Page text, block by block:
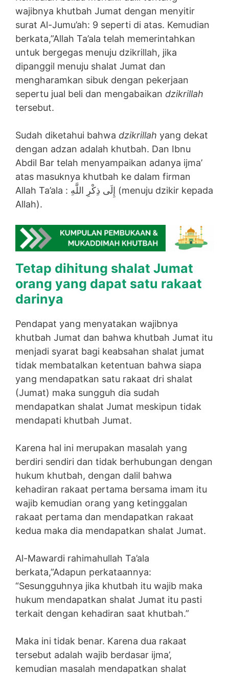
wajibnya khutbah Jumat dengan menyitir
surat Al-Jumu’ah: 9 seperti di atas. Kemudian
berkata,”Allah Ta’ala telah memerintahkan
untuk bergegas menuju dzikrillah, jika
dipanggil menuju shalat Jumat dan
mengharamkan sibuk dengan pekerjaan
sepertu jual beli dan mengabaikan dzikrillah
tersebut.
Sudah diketahui bahwa dzikrillah yang dekat
dengan adzan adalah khutbah. Dan Ibnu
Abdil Bar telah menyampaikan adanya ijma’
atas masuknya khutbah ke dalam firman
Allah Ta’ala : إِلَى ذِكْرِ اللَّهِ (menuju dzikir kepada
Allah).
Tetap dihitung shalat Jumat
orang yang dapat satu rakaat
darinya
Pendapat yang menyatakan wajibnya
khutbah Jumat dan bahwa khutbah Jumat itu
menjadi syarat bagi keabsahan shalat jumat
tidak membatalkan ketentuan bahwa siapa
yang mendapatkan satu rakaat dri shalat
(Jumat) maka sungguh dia sudah
mendapatkan shalat Jumat meskipun tidak
mendapati khutbah Jumat.
Karena hal ini merupakan masalah yang
berdiri sendiri dan tidak berhubungan dengan
hukum khutbah, dengan dalil bahwa
kehadiran rakaat pertama bersama imam itu
wajib kemudian orang yang ketinggalan
rakaat pertama dan mendapatkan rakaat
kedua maka dia mendapatkan shalat Jumat.
Al-Mawardi rahimahullah Ta’ala
berkata,”Adapun perkataannya:
“Sesungguhnya jika khutbah itu wajib maka
hukum mendapatkan shalat Jumat itu pasti
terkait dengan kehadiran saat khutbah.”
Maka ini tidak benar. Karena dua rakaat
tersebut adalah wajib berdasar ijma’,
kemudian masalah mendapatkan shalat